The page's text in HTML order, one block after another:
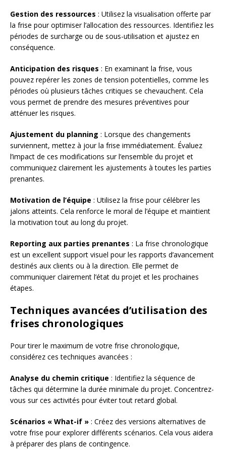
Gestion des ressources : Utilisez la visualisation offerte par
la frise pour optimiser l’allocation des ressources. Identifiez les
périodes de surcharge ou de sous-utilisation et ajustez en
conséquence.
Anticipation des risques : En examinant la frise, vous
pouvez repérer les zones de tension potentielles, comme les
périodes où plusieurs tâches critiques se chevauchent. Cela
vous permet de prendre des mesures préventives pour
atténuer les risques.
Ajustement du planning : Lorsque des changements
surviennent, mettez à jour la frise immédiatement. Évaluez
l’impact de ces modifications sur l’ensemble du projet et
communiquez clairement les ajustements à toutes les parties
prenantes.
Motivation de l’équipe : Utilisez la frise pour célébrer les
jalons atteints. Cela renforce le moral de l’équipe et maintient
la motivation tout au long du projet.
Reporting aux parties prenantes : La frise chronologique
est un excellent support visuel pour les rapports d’avancement
destinés aux clients ou à la direction. Elle permet de
communiquer clairement l’état du projet et les prochaines
étapes.
Techniques avancées d’utilisation des
frises chronologiques
Pour tirer le maximum de votre frise chronologique,
considérez ces techniques avancées :
Analyse du chemin critique : Identifiez la séquence de
tâches qui détermine la durée minimale du projet. Concentrez-
vous sur ces activités pour éviter tout retard global.
Scénarios « What-if » : Créez des versions alternatives de
votre frise pour explorer différents scénarios. Cela vous aidera
à préparer des plans de contingence.